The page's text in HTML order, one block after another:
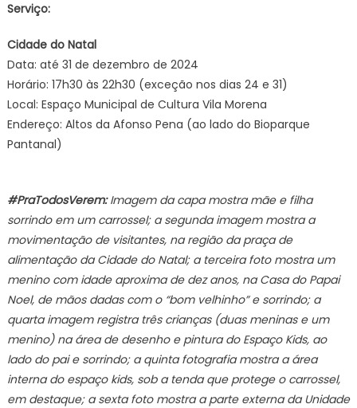
Serviço:
Cidade do Natal
Data: até 31 de dezembro de 2024
Horário: 17h30 às 22h30 (exceção nos dias 24 e 31)
Local: Espaço Municipal de Cultura Vila Morena
Endereço: Altos da Afonso Pena (ao lado do Bioparque
Pantanal)
#PraTodosVerem:Imagem da capa mostra mãe e filha
sorrindo em um carrossel; a segunda imagem mostra a
movimentação de visitantes, na região da praça de
alimentação da Cidade do Natal; a terceira foto mostra um
menino com idade aproxima de dez anos, na Casa do Papai
Noel, de mãos dadas com o “bom velhinho” e sorrindo; a
quarta imagem registra três crianças (duas meninas e um
menino) na área de desenho e pintura do Espaço Kids, ao
lado do pai e sorrindo; a quinta fotografia mostra a área
interna do espaço kids, sob a tenda que protege o carrossel,
em destaque; a sexta foto mostra a parte externa da Unidade